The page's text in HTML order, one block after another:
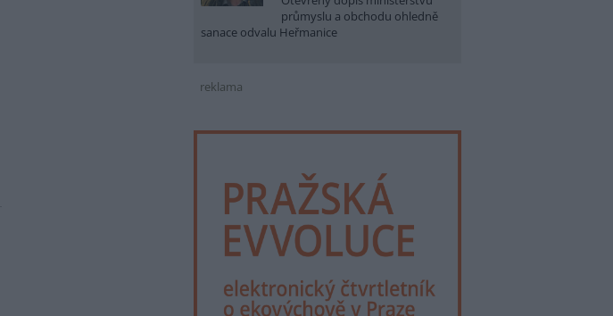
průmyslu a obchodu ohledně
sanace odvalu Heřmanice
reklama